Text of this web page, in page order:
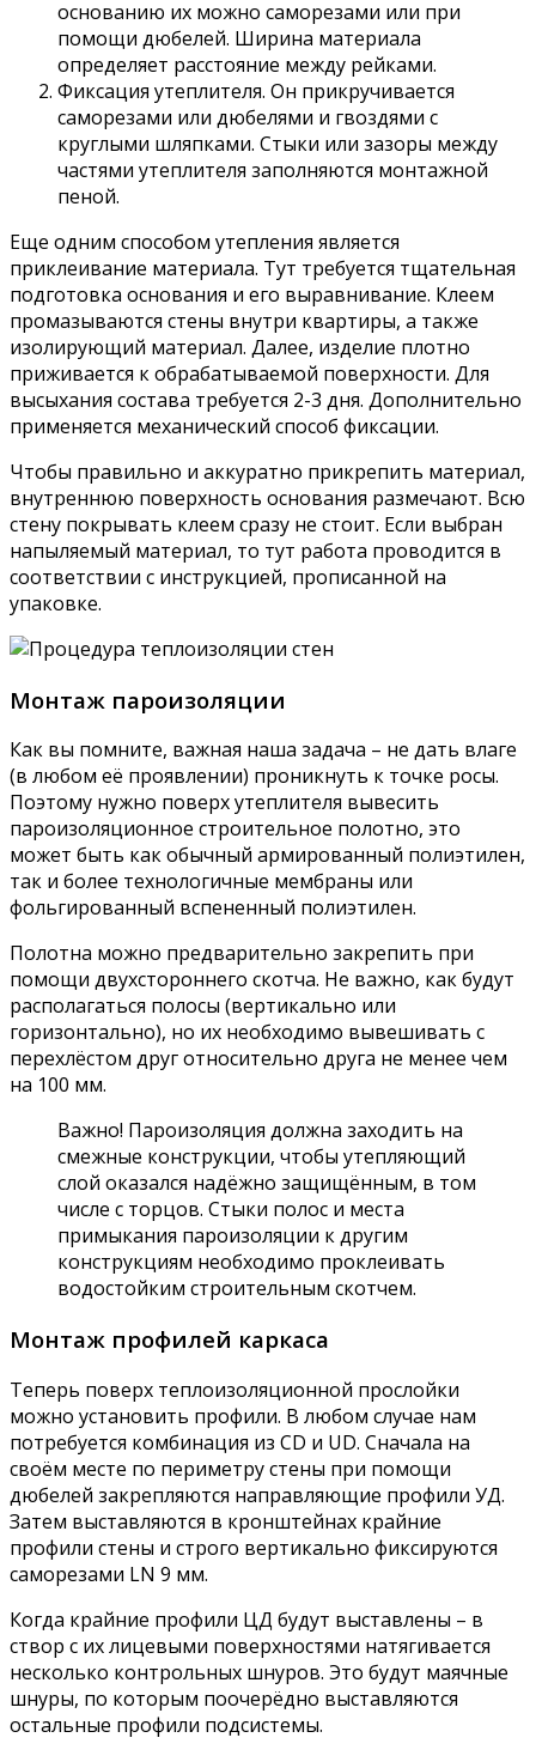
основанию их можно саморезами или при
помощи дюбелей. Ширина материала
определяет расстояние между рейками.
Фиксация утеплителя. Он прикручивается
саморезами или дюбелями и гвоздями с
круглыми шляпками. Стыки или зазоры между
частями утеплителя заполняются монтажной
пеной.
Еще одним способом утепления является
приклеивание материала. Тут требуется тщательная
подготовка основания и его выравнивание. Клеем
промазываются стены внутри квартиры, а также
изолирующий материал. Далее, изделие плотно
приживается к обрабатываемой поверхности. Для
высыхания состава требуется 2-3 дня. Дополнительно
применяется механический способ фиксации.
Чтобы правильно и аккуратно прикрепить материал,
внутреннюю поверхность основания размечают. Всю
стену покрывать клеем сразу не стоит. Если выбран
напыляемый материал, то тут работа проводится в
соответствии с инструкцией, прописанной на
упаковке.
Монтаж пароизоляции
Как вы помните, важная наша задача – не дать влаге
(в любом её проявлении) проникнуть к точке росы.
Поэтому нужно поверх утеплителя вывесить
пароизоляционное строительное полотно, это
может быть как обычный армированный полиэтилен,
так и более технологичные мембраны или
фольгированный вспененный полиэтилен.
Полотна можно предварительно закрепить при
помощи двухстороннего скотча. Не важно, как будут
располагаться полосы (вертикально или
горизонтально), но их необходимо вывешивать с
перехлёстом друг относительно друга не менее чем
на 100 мм.
Важно! Пароизоляция должна заходить на
смежные конструкции, чтобы утепляющий
слой оказался надёжно защищённым, в том
числе с торцов. Стыки полос и места
примыкания пароизоляции к другим
конструкциям необходимо проклеивать
водостойким строительным скотчем.
Монтаж профилей каркаса
Теперь поверх теплоизоляционной прослойки
можно установить профили. В любом случае нам
потребуется комбинация из CD и UD. Сначала на
своём месте по периметру стены при помощи
дюбелей закрепляются направляющие профили УД.
Затем выставляются в кронштейнах крайние
профили стены и строго вертикально фиксируются
саморезами LN 9 мм.
Когда крайние профили ЦД будут выставлены – в
створ с их лицевыми поверхностями натягивается
несколько контрольных шнуров. Это будут маячные
шнуры, по которым поочерёдно выставляются
остальные профили подсистемы.